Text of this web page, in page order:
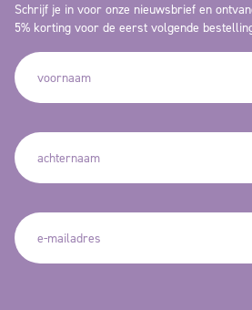
Schrijf je in voor onze nieuwsbrief en
5% korting voor de eerst volgende